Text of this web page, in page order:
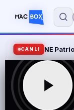
TV Kanalları
A Spor
A2
CANLI NE